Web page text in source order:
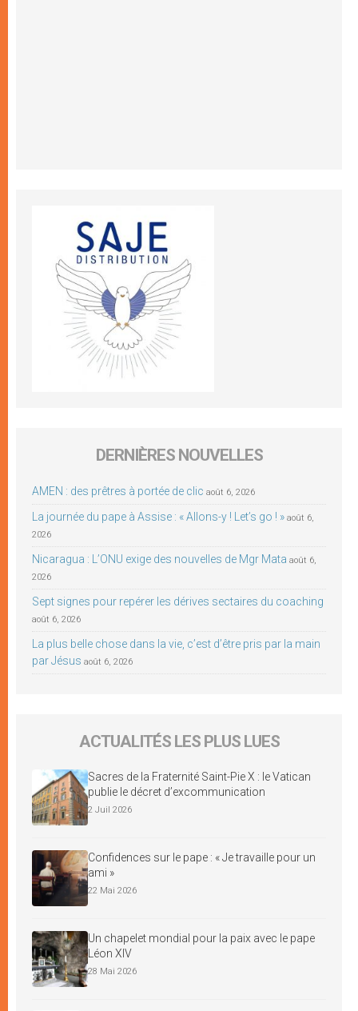
DERNIÈRES NOUVELLES
AMEN : des prêtres à portée de clic août 6, 2026
La journée du pape à Assise : « Allons-y ! Let’s go ! » août 6,
2026
Nicaragua : L’ONU exige des nouvelles de Mgr Mata août 6,
2026
Sept signes pour repérer les dérives sectaires du coaching
août 6, 2026
La plus belle chose dans la vie, c’est d’être pris par la main
par Jésus août 6, 2026
ACTUALITÉS LES PLUS LUES
Sacres de la Fraternité Saint-Pie X : le Vatican
publie le décret d’excommunication
2 Juil 2026
Confidences sur le pape : « Je travaille pour un
ami »
22 Mai 2026
Un chapelet mondial pour la paix avec le pape
Léon XIV
28 Mai 2026